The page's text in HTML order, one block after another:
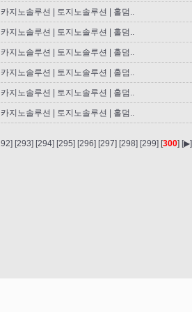
카지노솔루션 | 토지노솔루션 | 홀덤..
카지노솔루션 | 토지노솔루션 | 홀덤..
카지노솔루션 | 토지노솔루션 | 홀덤..
카지노솔루션 | 토지노솔루션 | 홀덤..
카지노솔루션 | 토지노솔루션 | 홀덤..
카지노솔루션 | 토지노솔루션 | 홀덤..
[293] [294] [295] [296] [297] [298] [299] [300] [▶]